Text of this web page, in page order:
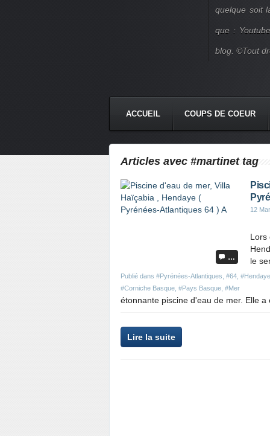
quelque soit
que :
blog. ©Tout
ACCUEIL COUPS DE COEUR
Articles avec #martinet tag
…
12
Publié dans #Pyrénées-Atlantiques #64 #Hendaye
#Corniche Basque #Pays Basque #Mer
Lors
le
étonnante piscine d'eau de mer. Elle a
Lire la suite
a